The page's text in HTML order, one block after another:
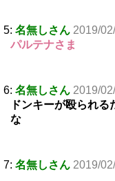
5: 名無しさん 2019/
パルテナさま
6: 名無しさん 2019/
ドンキーが殴られ
な
7: 名無しさん 2019/